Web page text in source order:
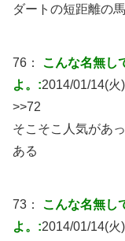
ダートの短距離の馬
76： こんな名無し
よ。:2014/01/14(火
>>72
そこそこ人気があ
ある
73： こんな名無し
よ。:2014/01/14(火